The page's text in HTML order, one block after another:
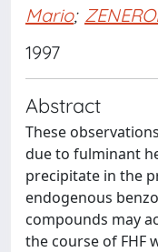
Mario;
1997
Abstract
These
due to fulminant
precipitate in the
endogenous
compounds may
the course of FHF